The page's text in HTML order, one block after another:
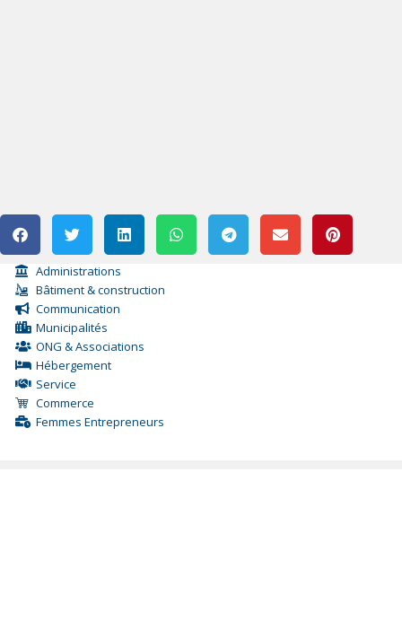
Administrations
Bâtiment & construction
Communication
Municipalités
ONG & Associations
Hébergement
Service
Commerce
Femmes Entrepreneurs